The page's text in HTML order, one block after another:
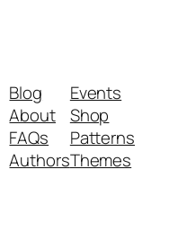
Blog
About
FAQs
Authors
Events
Shop
Patterns
Themes